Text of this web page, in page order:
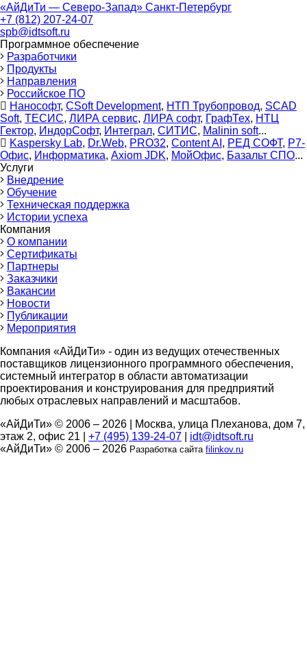
«АйДиТи — Северо-Запад» Санкт-Петербург
+7 (812) 207-24-07
spb@idtsoft.ru
Программное обеспечение
Разработчики
Продукты
Направления
Российское ПО
Нанософт, CSoft Development, НТП Трубопровод, SCAD
Soft, ТЕСИС, ЛИРА сервис, ЛИРА софт, ГрафТех, НТЦ
Гектор, ИндорСофт, Интеграл, СИТИС, Malinin soft...
Kaspersky Lab, Dr.Web, PRO32, Content AI , РЕД СОФТ, Р7-
Офис, Информатика, Axiom JDK, МойОфис, Базальт СПО...
Услуги
Внедрение
Обучение
Техническая поддержка
Истории успеха
Компания
О компании
Сертификаты
Партнеры
Заказчики
Вакансии
Новости
Публикации
Мероприятия
Компания «АйДиТи» - один из ведущих отечественных
поставщиков лицензионного программного обеспечения,
системный интегратор в области автоматизации
проектирования и конструирования для предприятий
любых отраслевых направлений и масштабов.
«АйДиТи» © 2006 – 2026
Москва, улица Плеханова, дом 7,
этаж 2, офис 21
+7 (495) 139-24-07
idt@idtsoft.ru
«АйДиТи» © 2006 – 2026 Разработка сайта filinkov.ru